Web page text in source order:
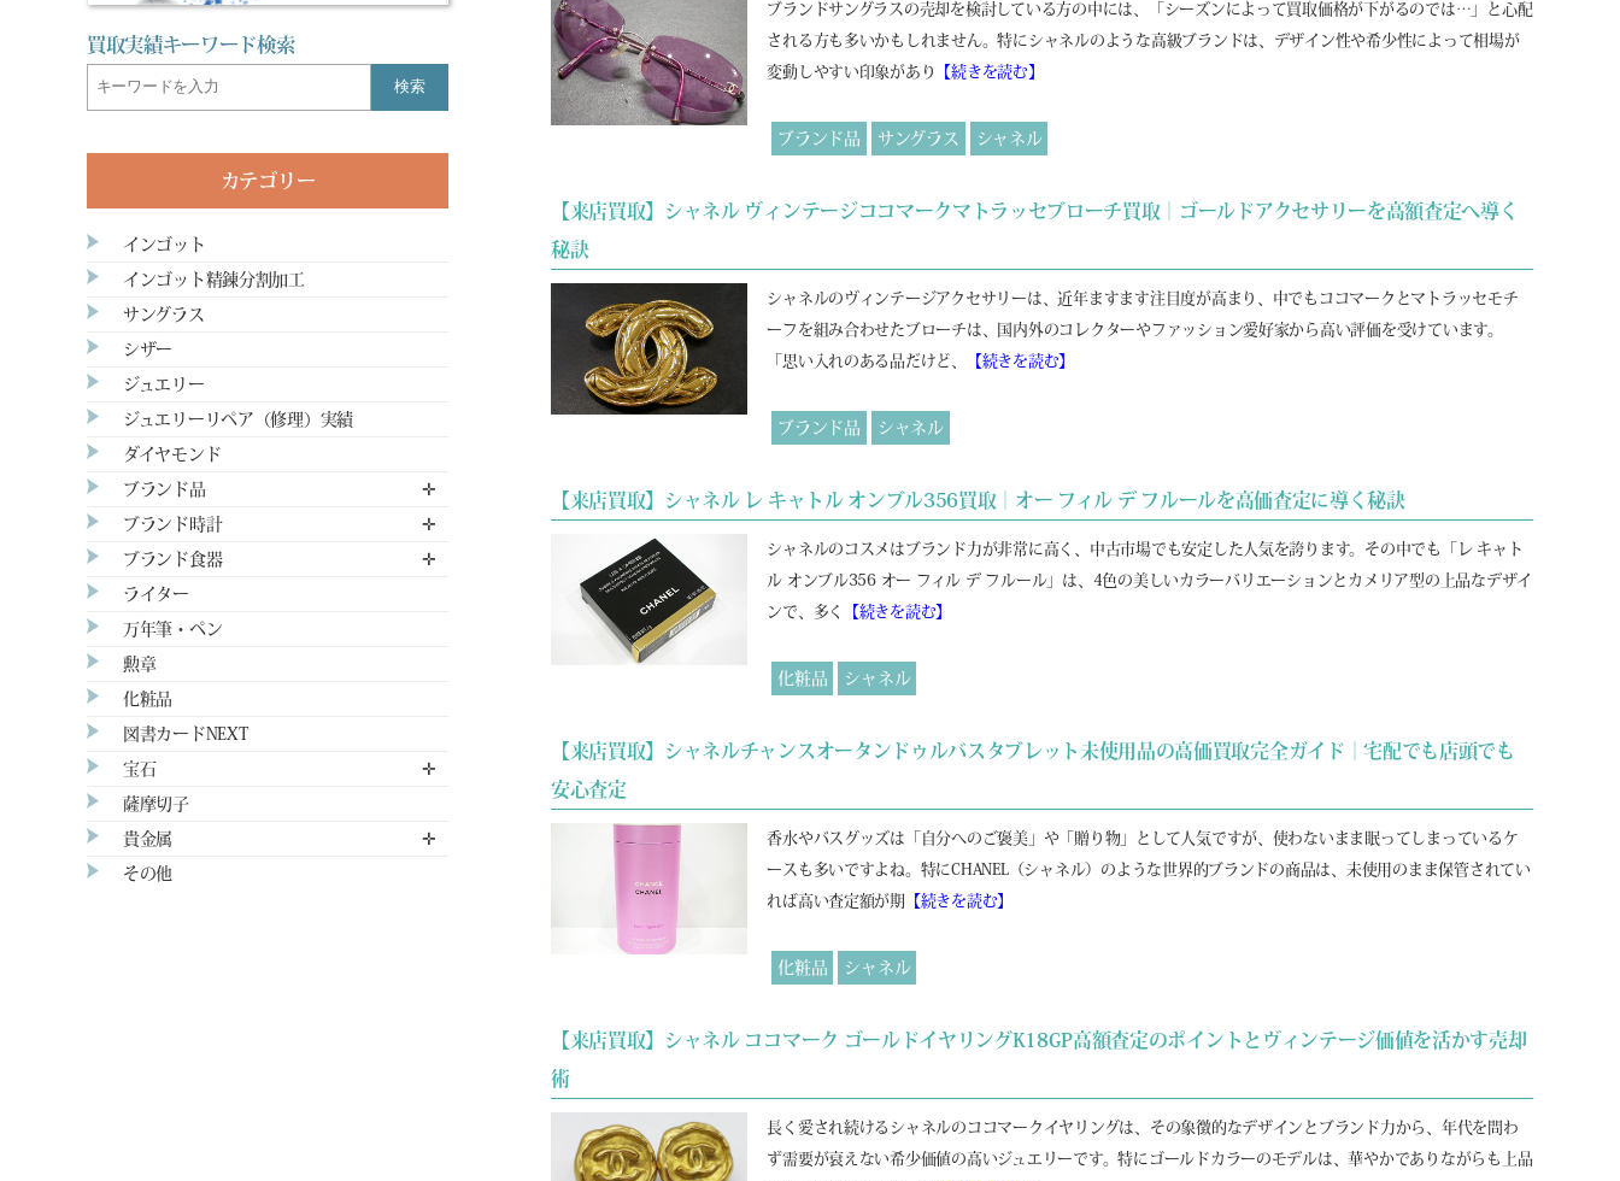
ブランドサングラスの売却を検討している方の中には、「シーズンによって買取価格が下がるのでは…」と心配
される方も多いかもしれません。特にシャネルのような高級ブランドは、デザイン性や希少性によって相場が
変動しやすい印象があり
【続きを読む】
ブランド品 サングラス シャネル
【来店買取】シャネル ヴィンテージココマークマトラッセブローチ買取｜ゴールドアクセサリーを高額査定へ導く
秘訣
シャネルのヴィンテージアクセサリーは、近年ますます注目度が高まり、中でもココマークとマトラッセモチ
ーフを組み合わせたブローチは、国内外のコレクターやファッション愛好家から高い評価を受けています。
「思い入れのある品だけど、
【続きを読む】
ブランド品 シャネル
【来店買取】シャネル レ キャトル オンブル356買取｜オー フィル デ フルールを高価査定に導く秘訣
シャネルのコスメはブランド力が非常に高く、中古市場でも安定した人気を誇ります。その中でも「レ キャト
ル オンブル356 オー フィル デ フルール」は、4色の美しいカラーバリエーションとカメリア型の上品なデザイ
ンで、多く
【続きを読む】
化粧品 シャネル
【来店買取】シャネルチャンスオータンドゥルバスタブレット未使用品の高価買取完全ガイド｜宅配でも店頭でも
安心査定
香水やバスグッズは「自分へのご褒美」や「贈り物」として人気ですが、使わないまま眠ってしまっているケ
ースも多いですよね。特にCHANEL（シャネル）のような世界的ブランドの商品は、未使用のまま保管されてい
れば高い査定額が期
【続きを読む】
化粧品 シャネル
【来店買取】シャネル ココマーク ゴールドイヤリングK18GP高額査定のポイントとヴィンテージ価値を活かす売却
術
長く愛され続けるシャネルのココマークイヤリングは、その象徴的なデザインとブランド力から、年代を問わ
ず需要が衰えない希少価値の高いジュエリーです。特にゴールドカラーのモデルは、華やかでありながらも上品
買取実績キーワード検索
検索
カテゴリー
インゴット
インゴット精錬分割加工
サングラス
シザー
ジュエリー
ジュエリーリペア（修理）実績
ダイヤモンド
ブランド品 ✛
ブランド時計 ✛
ブランド食器 ✛
ライター
万年筆・ペン
勲章
化粧品
図書カードNEXT
宝石 ✛
薩摩切子
貴金属 ✛
その他